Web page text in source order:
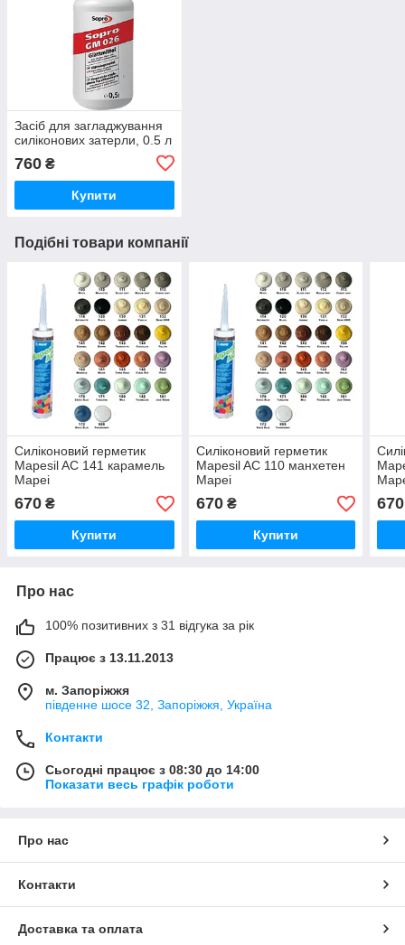
Засіб для загладжування
силіконових затерли, 0.5 л
760 ₴
Купити
Подібні товари компанії
Силіконовий герметик
Mapesil AC 141 карамель
Mapei
670 ₴
Купити
Силіконовий герметик
Mapesil AC 110 манхетен
Mapei
670₴
Купити
670
Про нас
100% позитивних з 31 відгука за рік
Працює з 13.11.2013
м. Запоріжжя
південне шосе 32, Запоріжжя, Україна
Контакти
Сьогодні працює з 08:30 до 14:00
Показати весь графік роботи
Про нас
Контакти
Доставка та оплата